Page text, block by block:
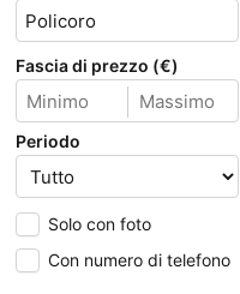
Fascia di prezzo (€)
Periodo
Solo con foto
Con numero di telefono